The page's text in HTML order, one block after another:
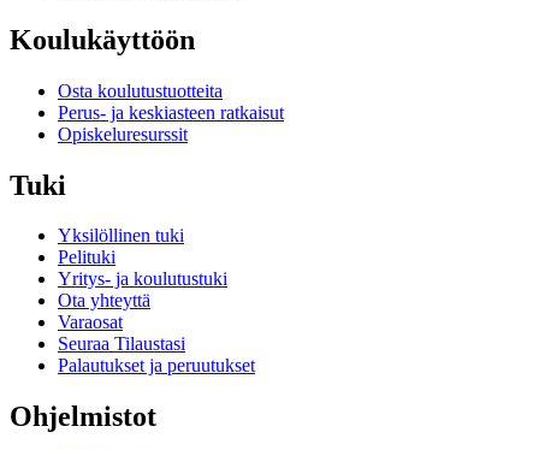
Koulukäyttöön
Osta koulutustuotteita
Perus- ja keskiasteen ratkaisut
Opiskeluresurssit
Tuki
Yksilöllinen tuki
Pelituki
Yritys- ja koulutustuki
Ota yhteyttä
Varaosat
Seuraa Tilaustasi
Palautukset ja peruutukset
Ohjelmistot